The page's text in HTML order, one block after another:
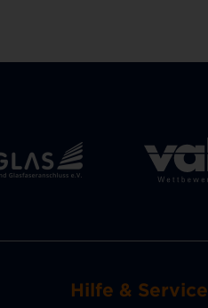
Hilfe & Service